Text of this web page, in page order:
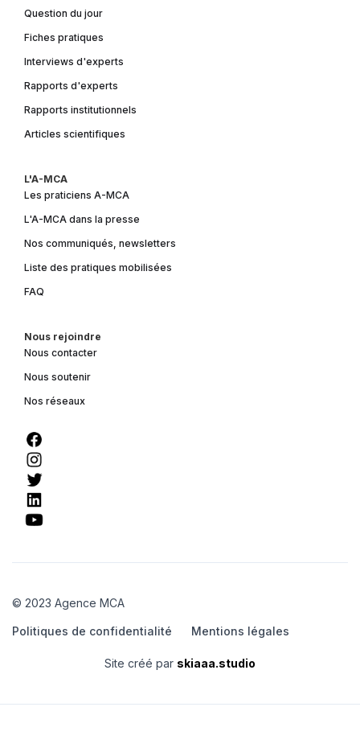
Question du jour
Fiches pratiques
Interviews d'experts
Rapports d'experts
Rapports institutionnels
Articles scientifiques
L'A-MCA
Les praticiens A-MCA
L'A-MCA dans la presse
Nos communiqués, newsletters
Liste des pratiques mobilisées
FAQ
Nous rejoindre
Nous contacter
Nous soutenir
Nos réseaux
Site créé par skiaaa.studio
© 2023 Agence MCA
Politiques de confidentialité Mentions légales